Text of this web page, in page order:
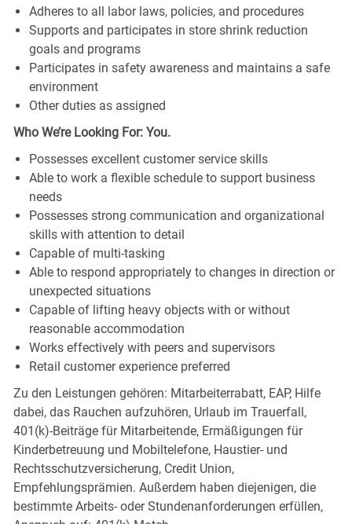
Adheres to all labor laws, policies, and procedures
Supports and participates in store shrink reduction
goals and programs
Participates in safety awareness and maintains a safe
environment
Other duties as assigned
Who We’re Looking For: You.
Possesses excellent customer service skills
Able to work a flexible schedule to support business
needs
Possesses strong communication and organizational
skills with attention to detail
Capable of multi-tasking
Able to respond appropriately to changes in direction or
unexpected situations
Capable of lifting heavy objects with or without
reasonable accommodation
Works effectively with peers and supervisors
Retail customer experience preferred
Zu den Leistungen gehören: Mitarbeiterrabatt, EAP, Hilfe
dabei, das Rauchen aufzuhören, Urlaub im Trauerfall,
401(k)-Beiträge für Mitarbeitende, Ermäßigungen für
Kinderbetreuung und Mobiltelefone, Haustier- und
Rechtsschutzversicherung, Credit Union,
Empfehlungsprämien. Außerdem haben diejenigen, die
bestimmte Arbeits- oder Stundenanforderungen erfüllen,